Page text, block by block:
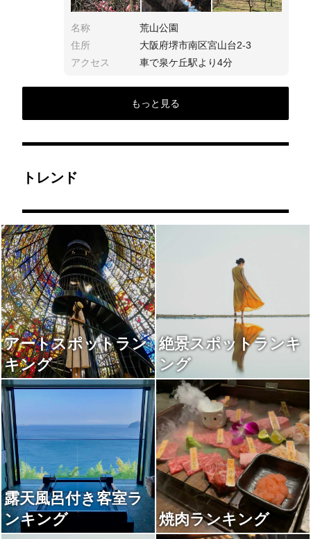
名称
荒山公園
住所
大阪府堺市南区宮山台2-3
アクセス
車で泉ケ丘駅より4分
もっと見る
トレンド
アートスポットラン
キング
絶景スポットランキ
ング
露天風呂付き客室ラ
ンキング
焼肉ランキング